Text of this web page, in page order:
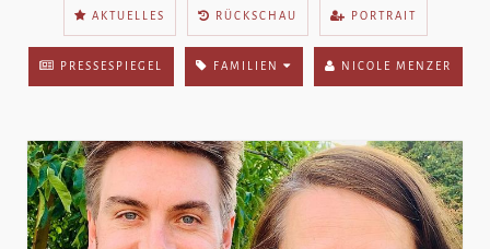
AKTUELLES RÜCKSCHAU PORTRAIT
PRESSESPIEGEL FAMILIEN NICOLE MENZER